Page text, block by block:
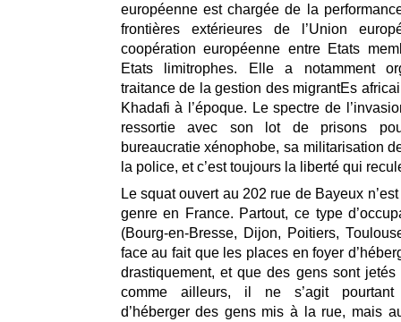
européenne est chargée de la
frontières extérieures de l’Union
coopération européenne entre Etats
Etats limitrophes. Elle a notamment
traitance de la gestion des migrantEs
Khadafi à l’époque. Le spectre de
ressortie avec son lot de prisons
bureaucratie xénophobe, sa militarisation
la police, et c’est toujours la liberté qui
Le squat ouvert au 202 rue de Bayeux
genre en France. Partout, ce type
(Bourg-en-Bresse, Dijon, Poitiers,
face au fait que les places en foyer
drastiquement, et que des gens sont
comme ailleurs, il ne s’agit pourtant
d’héberger des gens mis à la rue, mais